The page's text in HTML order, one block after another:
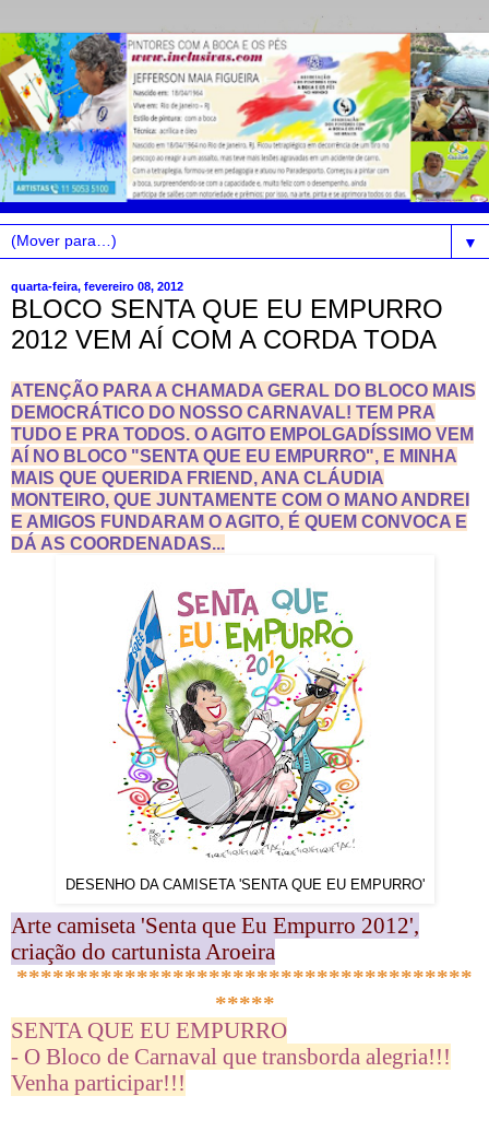
▼
quarta-feira, fevereiro 08, 2012
BLOCO SENTA QUE EU EMPURRO
2012 VEM AÍ COM A CORDA TODA
ATENÇÃO PARA A CHAMADA GERAL DO BLOCO MAIS
DEMOCRÁTICO DO NOSSO CARNAVAL! TEM PRA
TUDO E PRA TODOS. O AGITO EMPOLGADÍSSIMO VEM
AÍ NO BLOCO "SENTA QUE EU EMPURRO", E MINHA
MAIS QUE QUERIDA FRIEND, ANA CLÁUDIA
MONTEIRO, QUE JUNTAMENTE COM O MANO ANDREI
E AMIGOS FUNDARAM O AGITO, É QUEM CONVOCA E
DÁ AS COORDENADAS...
DESENHO DA CAMISETA 'SENTA QUE EU EMPURRO'
Arte camiseta 'Senta que Eu Empurro 2012',
criação do cartunista Aroeira
**************************************
*****
SENTA QUE EU EMPURRO
- O Bloco de Carnaval que transborda alegria!!!
Venha participar!!!